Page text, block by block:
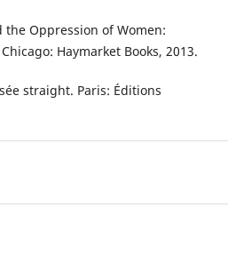
the Oppression of Women:
Haymarket Books, 2013.
straight. Paris: Éditions